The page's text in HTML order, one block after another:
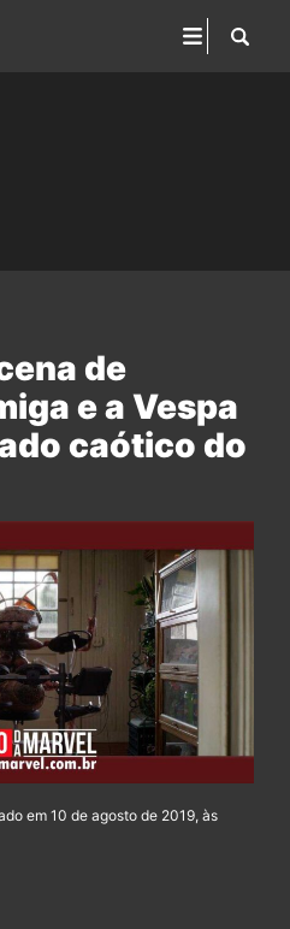
de
e a Vespa
caótico do
em 10 de agosto de 2019, às